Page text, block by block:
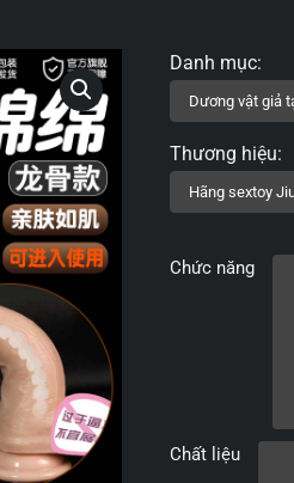
Chức năng
Chất liệu